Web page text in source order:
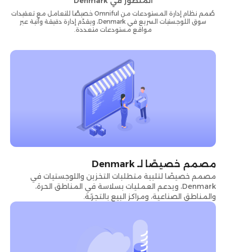
صُمم نظام إدارة المستودعات من Omniful خصيصًا للتعامل مع تعقيدات
سوق اللوجستيات السريع في Denmark، ويقدّم إدارة دقيقة وآنية عبر
مواقع مستودعات متعددة.
مصمم خصيصًا لـ Denmark
مصمم خصيصًا لتلبية متطلبات التخزين واللوجستيات في
Denmark، ويدعم العمليات بسلاسة في المناطق الحرة،
والمناطق الصناعية، ومراكز البيع بالتجزئة.